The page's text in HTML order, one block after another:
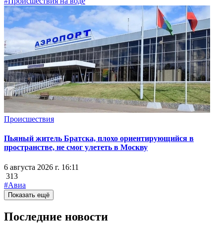
Происшествия
Пьяный житель Братска, плохо ориентирующийся в
пространстве, не смог улететь в Москву
6 августа 2026 г. 16:11
313
#Авиа
Показать ещё
Последние новости